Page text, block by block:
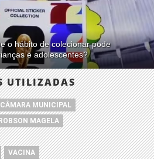
o hábito de colecionar pode
e adolescentes?
UTILIZADAS
CÂMARA MUNICIPAL
ROBSON MAGELA
VACINA